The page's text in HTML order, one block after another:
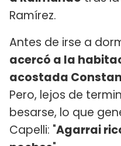
Ramírez.
Antes de irse a
acercó a la
acostada
Pero, lejos de
besarse, lo que
Capelli: "Agarrai